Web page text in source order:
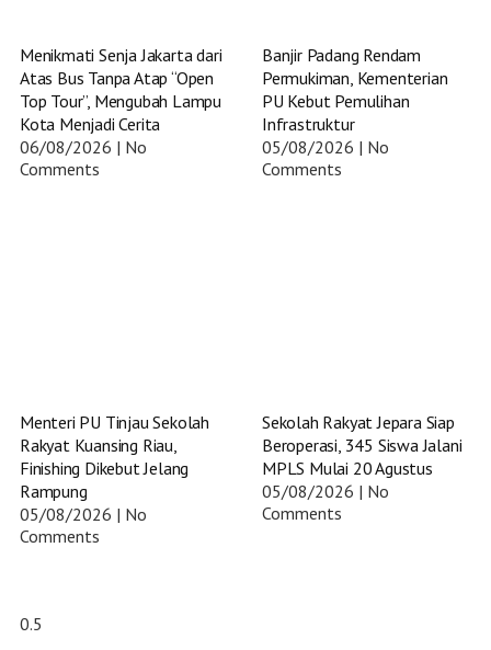
Menikmati Senja Jakarta dari
Atas Bus Tanpa Atap “Open
Top Tour”, Mengubah Lampu
Kota Menjadi Cerita
06/08/2026
No
Comments
Banjir Padang Rendam
Permukiman, Kementerian
PU Kebut Pemulihan
Infrastruktur
05/08/2026
No
Comments
Menteri PU Tinjau Sekolah
Rakyat Kuansing Riau,
Finishing Dikebut Jelang
Rampung
05/08/2026
No
Comments
Sekolah Rakyat Jepara Siap
Beroperasi, 345 Siswa Jalani
MPLS Mulai 20 Agustus
05/08/2026
No
Comments